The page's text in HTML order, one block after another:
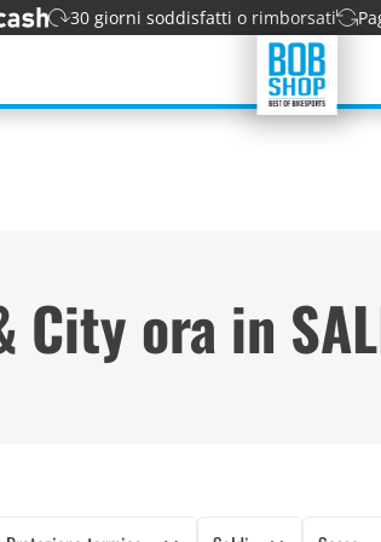
30 giorni soddisfatti o rimborsati
City ora in